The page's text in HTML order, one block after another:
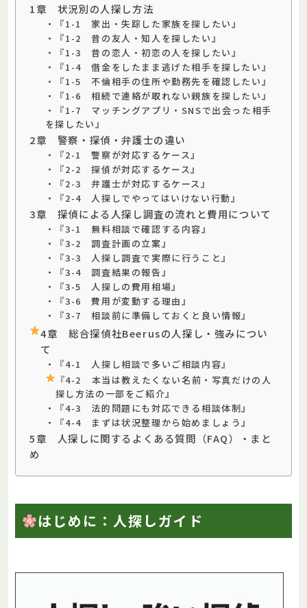
1章 状況別の人探し方法
・『1-1 家出・失踪した家族を探したい』
・『1-2 昔の友人・知人を探したい』
・『1-3 昔の恋人・初恋の人を探したい』
・『1-4 借金をしたまま逃げた相手を探したい』
・『1-5 不倫相手の住所や勤務先を確認したい』
・『1-6 相続で連絡が取れない親族を探したい』
・『1-7 マッチングアプリ・SNSで出会った相手
を探したい』
2章 警察・探偵・弁護士の違い
・『2-1 警察が対応するケース』
・『2-2 探偵が対応するケース』
・『2-3 弁護士が対応するケース』
・『2-4 人探しでやってはいけない行動』
3章 探偵による人探し調査の流れと費用について
・『3-1 無料相談で確認する内容』
・『3-2 調査計画の立案』
・『3-3 人探し調査で実際に行うこと』
・『3-4 調査結果の報告』
・『3-5 人探しの費用相場』
・『3-6 費用が変動する理由』
・『3-7 相談前に準備しておくと良い情報』
4章 総合探偵社Beerusの人探し・強みについ
て
・『4-1 人探し相談で多いご相談内容』
『4-2 本当は教えたくない名前・写真だけの人
探し方法の一部をご紹介』
・『4-3 法的問題にも対応できる相談体制』
・『4-4 まずは状況整理から始めましょう』
5章 人探しに関するよくある質問（FAQ）・まと
め
はじめに：人探しガイド